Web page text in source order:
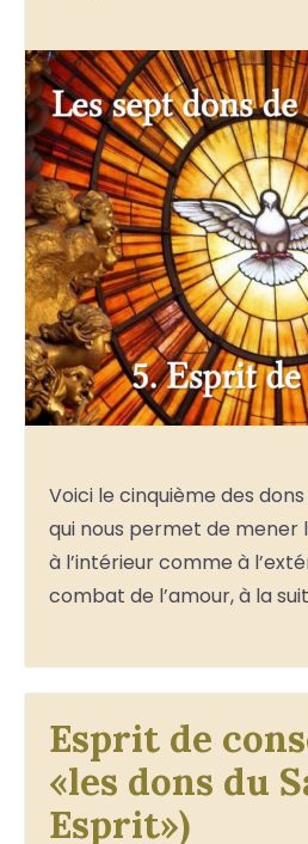
Voici le cinquième des dons
qui nous permet de mener
à l’intérieur comme à
combat de l’amour, à la
Esprit de
«les dons du
Esprit»)